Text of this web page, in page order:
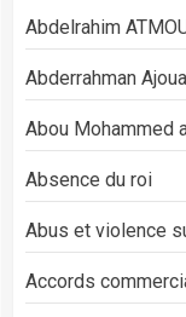
Abdelrahim
Abderrahman
Abou Mohammed
Absence du roi
Abus et violence
Accords